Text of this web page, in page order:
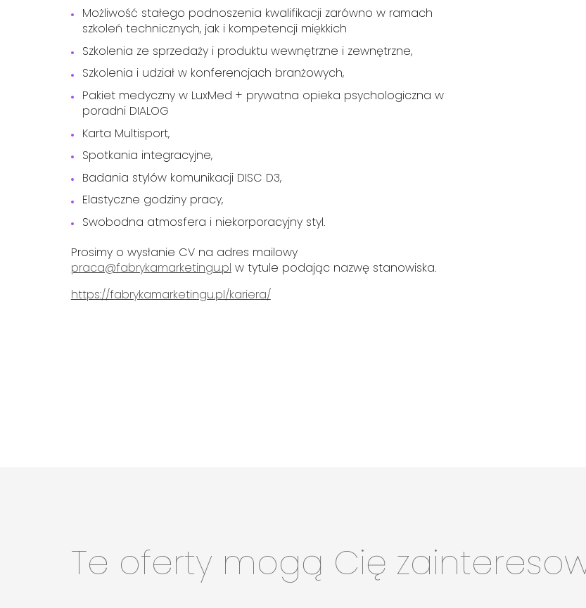
Możliwość stałego podnoszenia kwalifikacji zarówno w ramach
szkoleń technicznych, jak i kompetencji miękkich
Szkolenia ze sprzedaży i produktu wewnętrzne i zewnętrzne,
Szkolenia i udział w konferencjach branżowych,
Pakiet medyczny w LuxMed + prywatna opieka psychologiczna w
poradni DIALOG
Karta Multisport,
Spotkania integracyjne,
Badania stylów komunikacji DISC D3,
Elastyczne godziny pracy,
Swobodna atmosfera i niekorporacyjny styl.
Prosimy o wysłanie CV na adres mailowy
praca@fabrykamarketingu.pl w tytule podając nazwę stanowiska.
https://fabrykamarketingu.pl/kariera/
Te oferty mogą Cię